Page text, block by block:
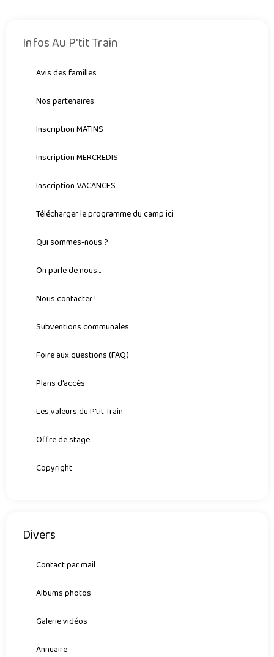
Infos Au P'tit Train
Avis des familles
Nos partenaires
Inscription MATINS
Inscription MERCREDIS
Inscription VACANCES
Télécharger le programme du camp ici
Qui sommes-nous ?
On parle de nous...
Nous contacter !
Subventions communales
Foire aux questions (FAQ)
Plans d'accès
Les valeurs du P'tit Train
Offre de stage
Copyright
Divers
Contact par mail
Albums photos
Galerie vidéos
Annuaire